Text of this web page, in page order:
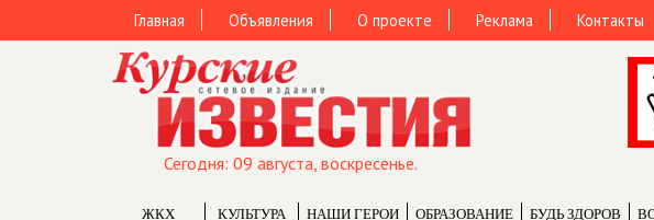
Главная Объявления О проекте Реклама Контакты
Сегодня: 09 августа, воскресенье.
ЖКХ КУЛЬТУРА НАШИ ГЕРОИ ОБРАЗОВАНИЕ БУДЬ ЗДОРОВ